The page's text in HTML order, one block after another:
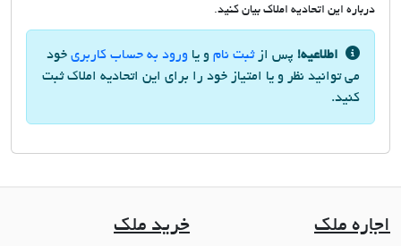
درباره این اتحادیه املاک بیان کنید.
اطلاعیه! پس ازثبت نام و یا ورود به حساب کاربری خود
می توانید نظر و یا امتیاز خود را برای این اتحادیه املاک ثبت
کنید.
اجاره ملک خرید ملک